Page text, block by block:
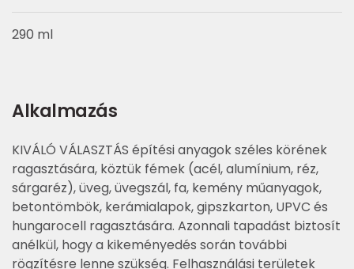
290 ml
Alkalmazás
KIVÁLÓ VÁLASZTÁS építési anyagok széles körének
ragasztására, köztük fémek (acél, alumínium, réz,
sárgaréz), üveg, üvegszál, fa, kemény műanyagok,
betontömbök, kerámialapok, gipszkarton, UPVC és
hungarocell ragasztására. Azonnali tapadást biztosít
anélkül, hogy a kikeményedés során további
rögzítésre lenne szükség. Felhasználási területek